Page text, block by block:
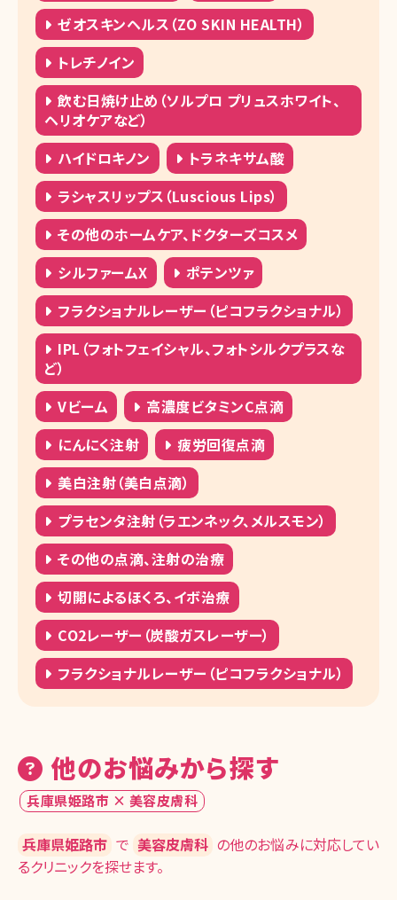
ゼオスキンヘルス（ZO SKIN HEALTH）
トレチノイン
飲む日焼け止め（ソルプロ プリュスホワイト、
ヘリオケアなど）
ハイドロキノン
トラネキサム酸
ラシャスリップス（Luscious Lips）
その他のホームケア、ドクターズコスメ
シルファームX
ポテンツァ
フラクショナルレーザー（ピコフラクショナル）
IPL（フォトフェイシャル、フォトシルクプラスな
ど）
Vビーム
高濃度ビタミンC点滴
にんにく注射
疲労回復点滴
美白注射（美白点滴）
プラセンタ注射（ラエンネック、メルスモン）
その他の点滴、注射の治療
切開によるほくろ、イボ治療
CO2レーザー（炭酸ガスレーザー）
フラクショナルレーザー（ピコフラクショナル）
他のお悩みから探す
兵庫県姫路市 × 美容皮膚科
兵庫県姫路市 で 美容皮膚科 の他のお悩みに対応してい
るクリニックを探せます。